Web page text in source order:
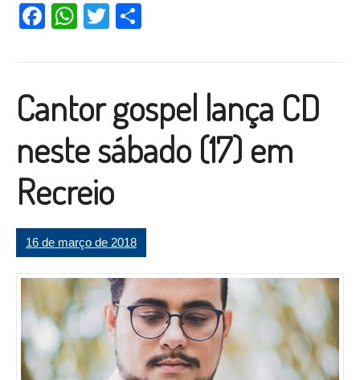
Facebook
WhatsApp
Twitter
Cantor gospel lança CD
neste sábado (17) em
Recreio
16 de março de 2018